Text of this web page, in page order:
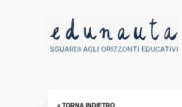
« TORNA INDIETRO